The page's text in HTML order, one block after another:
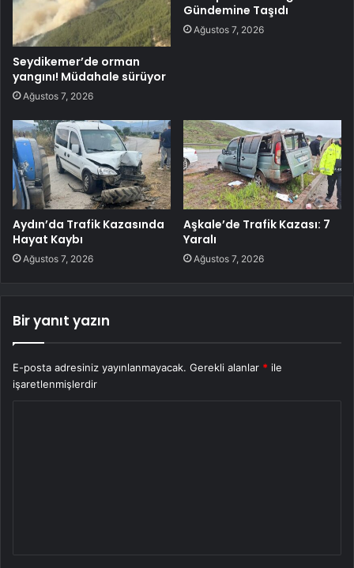
Seydikemer’de orman
yangını! Müdahale sürüyor
Ağustos 7, 2026
Gündemine Taşıdı
Ağustos 7, 2026
Aydın’da Trafik Kazasında
Hayat Kaybı
Ağustos 7, 2026
Aşkale’de Trafik Kazası: 7
Yaralı
Ağustos 7, 2026
Bir yanıt yazın
E-posta adresiniz yayınlanmayacak. Gerekli alanlar * ile
işaretlenmişlerdir